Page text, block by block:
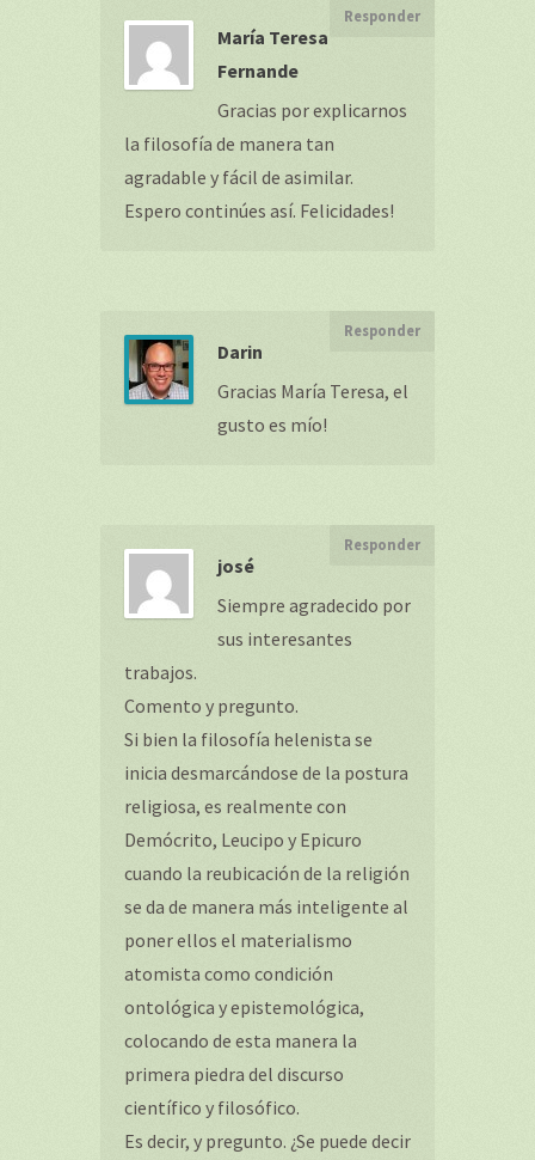
María Teresa
Fernande
Responder
Gracias por explicarnos
la filosofía de manera tan
agradable y fácil de asimilar.
Espero continúes así. Felicidades!
Darin
Responder
Gracias María Teresa, el
gusto es mío!
josé
Responder
Siempre agradecido por
sus interesantes
trabajos.
Comento y pregunto.
Si bien la filosofía helenista se
inicia desmarcándose de la postura
religiosa, es realmente con
Demócrito, Leucipo y Epicuro
cuando la reubicación de la religión
se da de manera más inteligente al
poner ellos el materialismo
atomista como condición
ontológica y epistemológica,
colocando de esta manera la
primera piedra del discurso
científico y filosófico.
Es decir, y pregunto. ¿Se puede decir